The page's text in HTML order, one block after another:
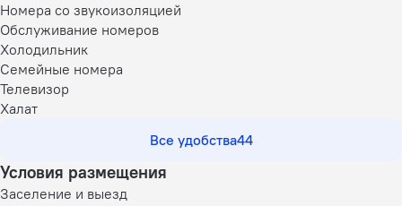
Номера со звукоизоляцией
Обслуживание номеров
Холодильник
Семейные номера
Телевизор
Халат
Все удобства44
Условия размещения
Заселение и выезд